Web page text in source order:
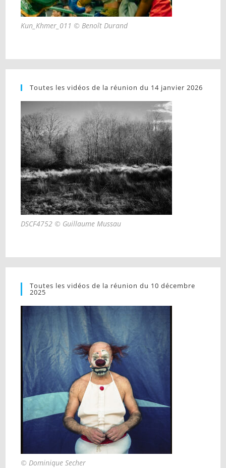
Kun_Khmer_011 © Benoît Durand
Toutes les vidéos de la réunion du 14 janvier 2026
DSCF4752 © Guillaume Mussau
Toutes les vidéos de la réunion du 10 décembre
2025
© Dominique Secher